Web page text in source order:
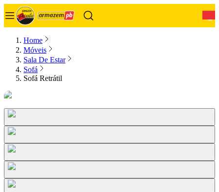
Home
Móveis
Sala De Estar
Sofá
Sofá Retrátil